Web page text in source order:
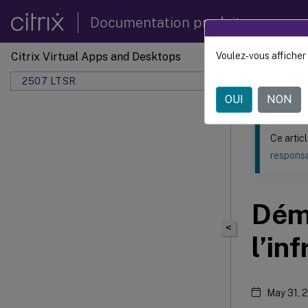
Documentation produit
Citrix Virtual Apps and Desktops
2507 LTSR
Ce contenu a
<
Ce
May 31,
Voulez-vous
OUI NON